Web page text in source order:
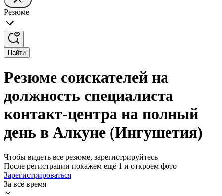
Резюме
Найти
Резюме соискателей на
должность специалиста
контакт-центра на полный
день в Алкуне (Ингушетия)
Чтобы видеть все резюме, зарегистрируйтесь
После регистрации покажем ещё 1 и откроем фото
Зарегистрироваться
За всё время